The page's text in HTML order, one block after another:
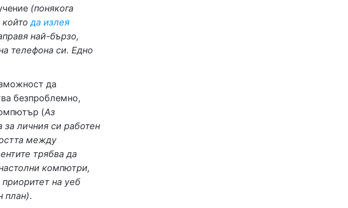
(понякога
койтода излея
най-бързо,
телефона си. Едно
да
безпроблемно,
(Аз
личния си работен
между
трябва да
компютри,
на уеб
план).